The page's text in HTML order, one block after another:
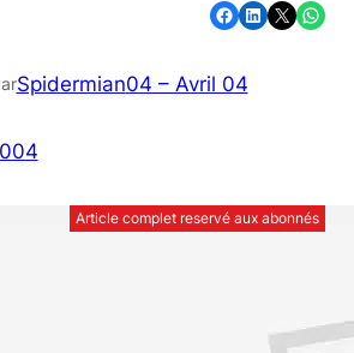
Partager sur Facebook Partager sur LinkedIn Partager sur X Partager sur WhatsApp
Spidermian04 – Avril 04
Article complet reservé aux abonnés